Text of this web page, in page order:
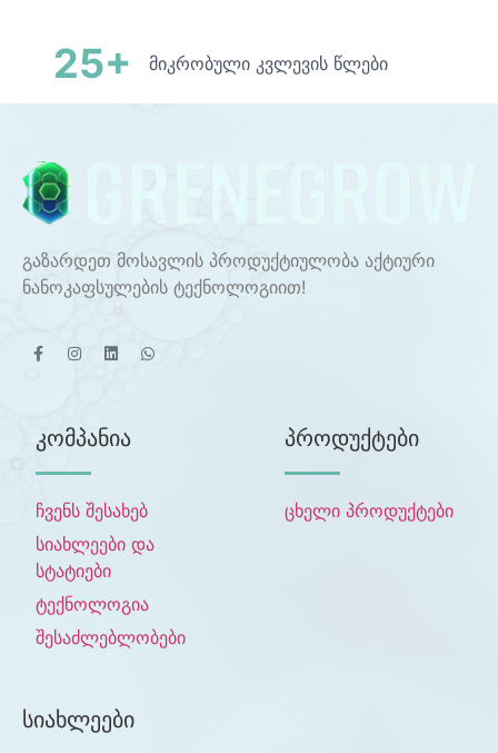
25+ მიკრობული კვლევის წლები
გაზარდეთ მოსავლის პროდუქტიულობა აქტიური
ნანოკაფსულების ტექნოლოგიით!
კომპანია
ჩვენს შესახებ
სიახლეები და
სტატიები
ტექნოლოგია
შესაძლებლობები
პროდუქტები
ცხელი პროდუქტები
სიახლეები